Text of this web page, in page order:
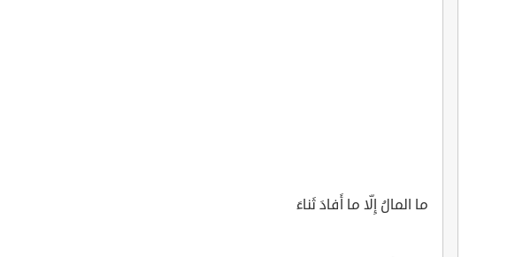
ما المالُ إِلّا ما أَفادَ ثَناءَ